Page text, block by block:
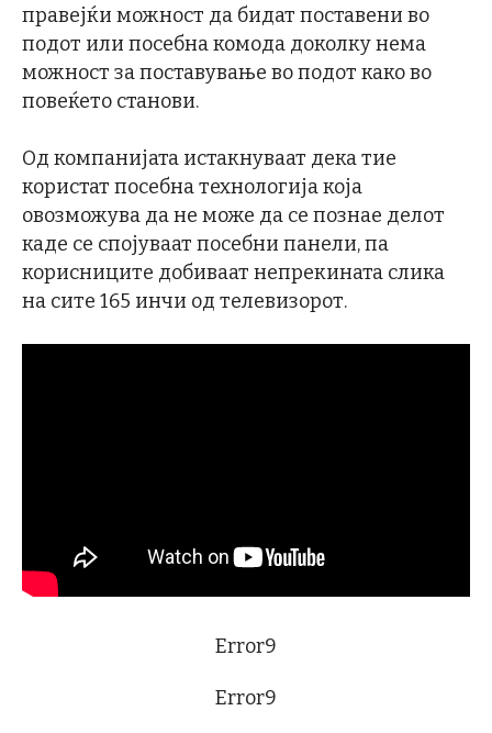
правејќи можност да бидат поставени во
подот или посебна комода доколку нема
можност за поставување во подот како во
повеќето станови.
Од компанијата истакнуваат дека тие
користат посебна технологија која
овозможува да не може да се познае делот
каде се спојуваат посебни панели, па
корисниците добиваат непрекината слика
на сите 165 инчи од телевизорот.
Error9
Error9